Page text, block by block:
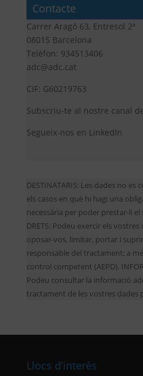
Contacte
Carrer Aragó 63, Entresol 2ª
08015 Barcelona
Telèfon: 934513406
adc@adc.cat
CIF: G60219763
Subscriu-te al nostre canal
Segueix-nos en LinkedIn
DESTINATARIS: Les dades no
els casos en què hi hagi una
necessària per poder prestar-li
DRETS: Podeu exercir els
oposar-vos, limitar, portar i
responsable del tractament; a
control competent (AEPD).
Podeu consultar la informació
tractament de les vostres dades
Llocs d’interès